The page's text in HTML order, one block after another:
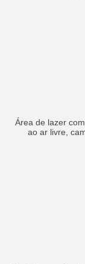
Área de lazer
ao ar livre,